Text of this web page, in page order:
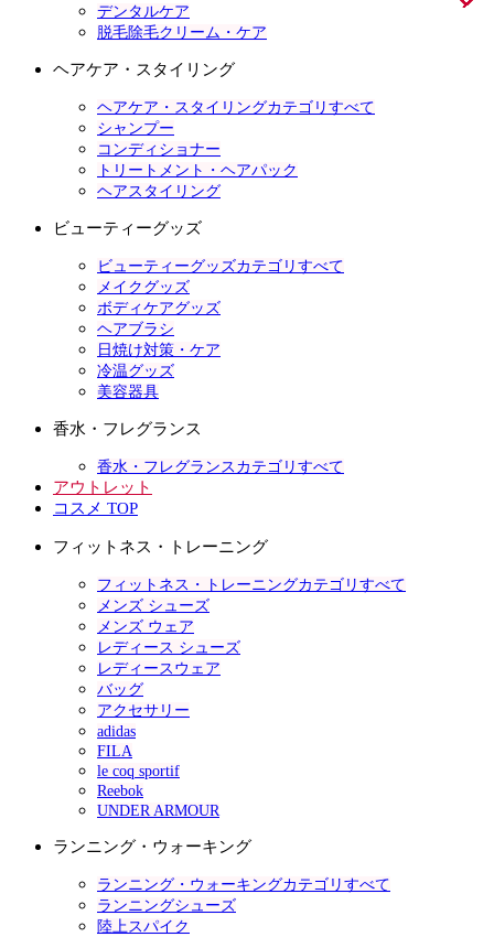
デンタルケア
脱毛除毛クリーム・ケア
ヘアケア・スタイリング
ヘアケア・スタイリングカテゴリすべて
シャンプー
コンディショナー
トリートメント・ヘアパック
ヘアスタイリング
ビューティーグッズ
ビューティーグッズカテゴリすべて
メイクグッズ
ボディケアグッズ
ヘアブラシ
日焼け対策・ケア
冷温グッズ
美容器具
香水・フレグランス
香水・フレグランスカテゴリすべて
アウトレット
コスメ TOP
フィットネス・トレーニング
フィットネス・トレーニングカテゴリすべて
メンズ シューズ
メンズ ウェア
レディース シューズ
レディースウェア
バッグ
アクセサリー
adidas
FILA
le coq sportif
Reebok
UNDER ARMOUR
ランニング・ウォーキング
ランニング・ウォーキングカテゴリすべて
ランニングシューズ
陸上スパイク